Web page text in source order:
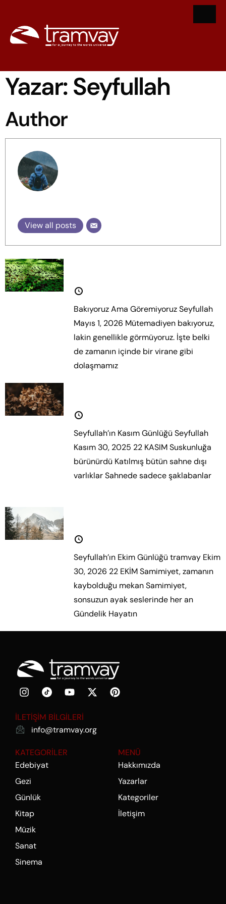
Yazar:Seyfullah
Author
View all posts
Bakıyoruz Ama Göremiyoruz Seyfullah
Mayıs 1, 2026 Mütemadiyen bakıyoruz,
lakin genellikle görmüyoruz. İşte belki
de zamanın içinde bir virane gibi
dolaşmamız
Seyfullah’ın Kasım Günlüğü Seyfullah
Kasım 30, 2025 22 KASIM Suskunluğa
bürünürdü Katılmış bütün sahne dışı
varlıklar Sahnede sadece şaklabanlar
Seyfullah’ın Ekim Günlüğü tramvay Ekim
30, 2026 22 EKİM Samimiyet, zamanın
kaybolduğu mekan Samimiyet,
sonsuzun ayak seslerinde her an
Gündelik Hayatın
İLETİŞİM BİLGİLERİ
info@tramvay.org
KATEGORİLER
Edebiyat
Gezi
Günlük
Kitap
Müzik
Sanat
Sinema
MENÜ
Hakkımızda
Yazarlar
Kategoriler
İletişim